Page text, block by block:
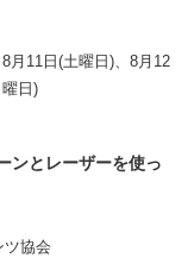
月11日(土曜日)、8月12
日)
ンとレーザーを使っ
ツ協会